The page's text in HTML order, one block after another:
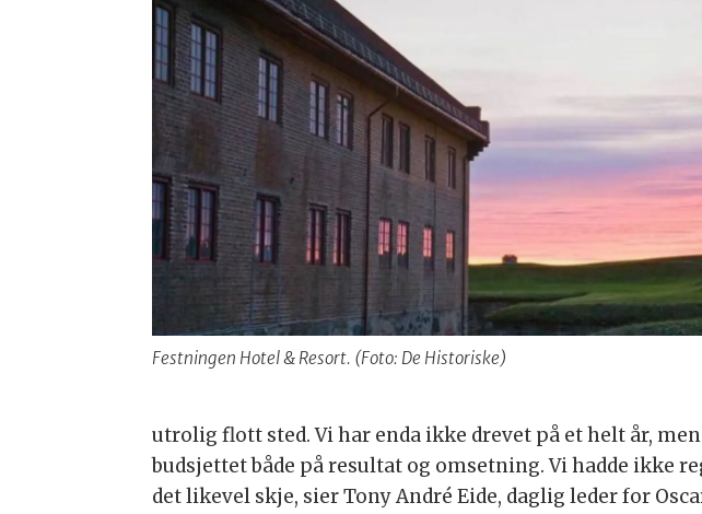
Festningen Hotel & Resort. (Foto: De Historiske)
utrolig flott sted. Vi har enda ikke drevet på et helt år,
budsjettet både på resultat og omsetning. Vi hadde ikke
det likevel skje, sier Tony André Eide, daglig leder for